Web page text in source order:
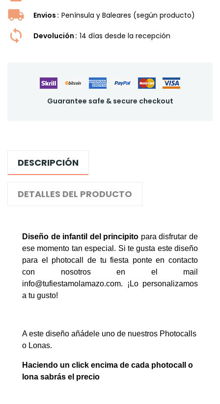
Envios Península y Baleares (según producto)
Devolución 14 dí­as desde la recepción
Guarantee safe & secure checkout
DESCRIPCIÓN
DETALLES DEL PRODUCTO
Diseño de infantil del principito para disfrutar de
ese momento tan especial. Si te gusta este diseño
para el photocall de tu fiesta ponte en contacto
con nosotros en el mail
info@tufiestamolamazo.com. ¡Lo personalizamos
a tu gusto!
A este diseño añádele uno de nuestros Photocalls
o Lonas.
Haciendo un click encima de cada photocall o
lona sabrás el precio